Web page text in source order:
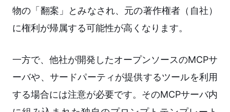
物の「翻案」とみなされ、元の著作権者（自社）
に権利が帰属する可能性が高くなります。
一方で、他社が開発したオープンソースのMCPサ
ーバや、サードパーティが提供するツールを利用
する場合には注意が必要です。そのMCPサーバ内